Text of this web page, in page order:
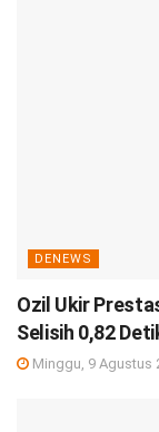
DENEWS
Ozil Ukir
Selisih 0,82
Minggu, 9 Agustus